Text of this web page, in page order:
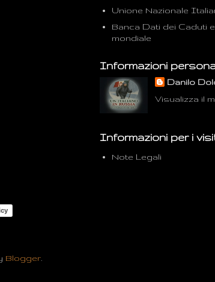
Unione Nazionale
Banca Dati dei Caduti
mondiale
Informazioni
Danilo
Visualizza il
Informazioni per i
Note Legali
Blogger.